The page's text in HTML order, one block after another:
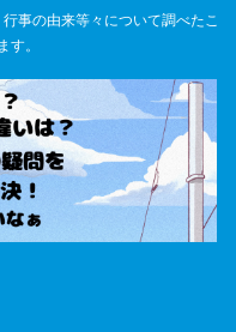
事の由来等々について調べたこ
す。